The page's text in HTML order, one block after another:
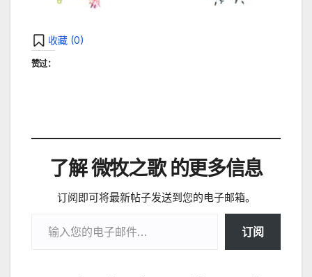
收藏 (0)
赞过：
了解 微牧之歌 的更多信息
订阅即可将最新帖子发送到您的电子邮箱。
订阅